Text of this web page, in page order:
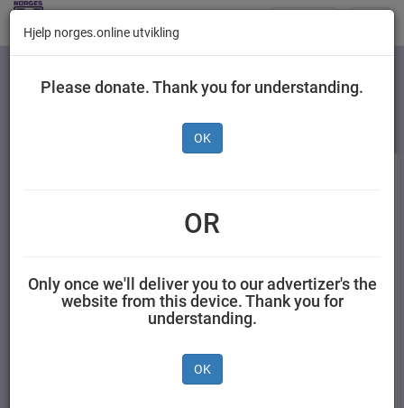
Kategorier
Hjelp norges.online utvikling
Please donate. Thank you for understanding.
OK
OR
Only once we'll deliver you to our advertizer's the
website from this device. Thank you for
understanding.
OK